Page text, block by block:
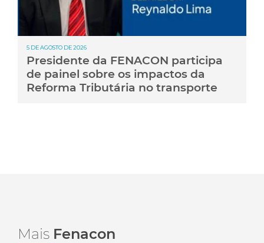
5 DE AGOSTO DE 2026
Presidente da FENACON participa
de painel sobre os impactos da
Reforma Tributária no transporte
Mais Fenacon